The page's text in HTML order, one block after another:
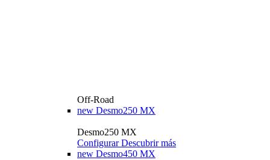
Off-Road
new Desmo250 MX
Desmo250 MX
Configurar Descubrir más
new Desmo450 MX